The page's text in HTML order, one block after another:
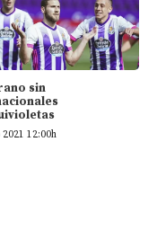
sin
12:00h